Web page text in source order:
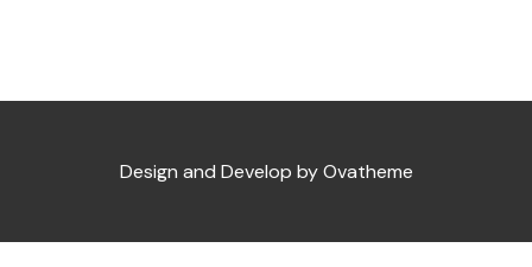
Design and Develop by Ovatheme